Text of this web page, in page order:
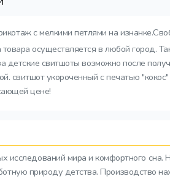
с мелкими петлями на
осуществляется в любой город.
детские свитшоты возможно после
укороченный с печатью
цене!
мира и комфортного сна.
природу детства. Производство